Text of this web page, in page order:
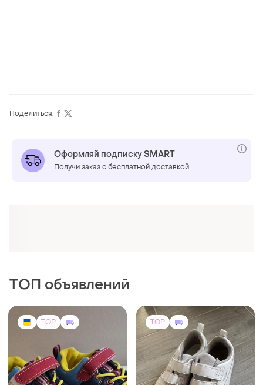
Поделиться:
Оформляй подписку SMART
Получи заказ с бесплатной доставкой